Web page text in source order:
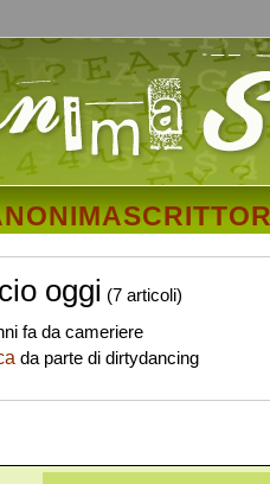
oggi (7 articoli)
fa da cameriere
da parte di dirtydancing